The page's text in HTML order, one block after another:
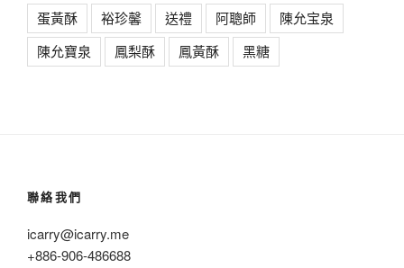
蛋黃酥
裕珍馨 送禮 阿聰師
陳允宝泉
陳允寶泉
鳳梨酥 鳳黃酥 黑糖
聯絡我們
icarry@icarry.me
+886-906-486688